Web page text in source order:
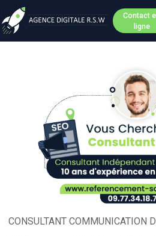
Contact
ligne
CONSULTANT COMMUNICATION